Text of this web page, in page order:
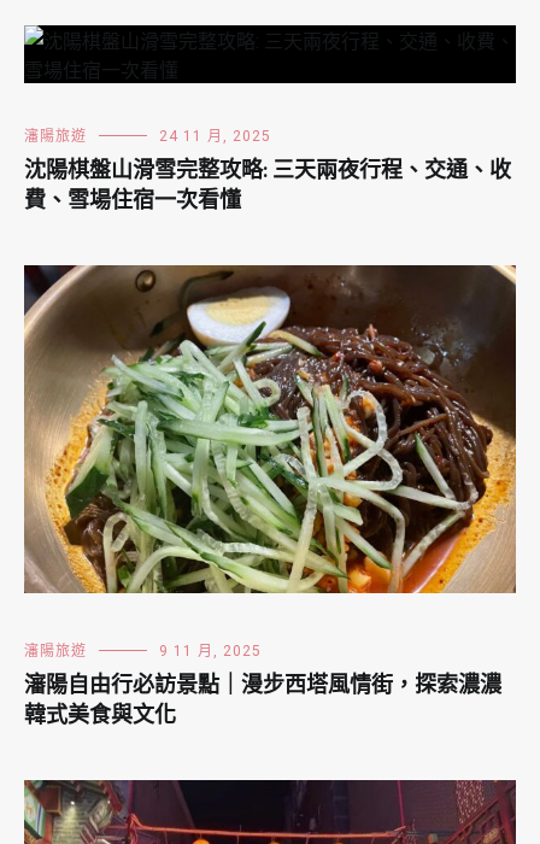
瀋陽旅遊 24 11 月, 2025
沈陽棋盤山滑雪完整攻略: 三天兩夜行程、交通、收
費、雪場住宿一次看懂
瀋陽旅遊 9 11 月, 2025
瀋陽自由行必訪景點｜漫步西塔風情街，探索濃濃
韓式美食與文化